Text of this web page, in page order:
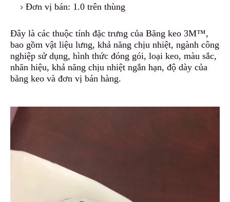
Đơn vị bán: 1.0 trên thùng
Đây là các thuộc tính đặc trưng của Băng keo 3M™,
bao gồm vật liệu lưng, khả năng chịu nhiệt, ngành công
nghiệp sử dụng, hình thức đóng gói, loại keo, màu sắc,
nhãn hiệu, khả năng chịu nhiệt ngắn hạn, độ dày của
băng keo và đơn vị bán hàng.